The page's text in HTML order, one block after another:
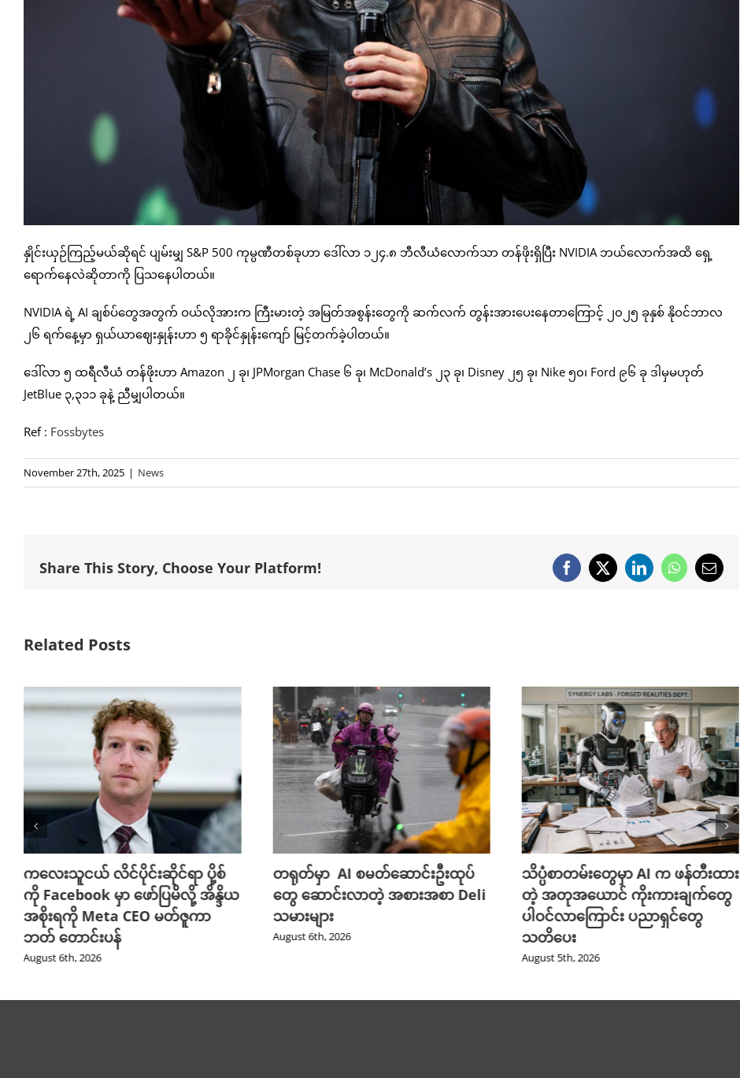
နှိုင်းယှဉ်ကြည့်မယ်ဆိုရင် ပျမ်းမျှ S&P 500 ကုမ္ပဏီတစ်ခုဟာ ဒေါ်လာ ၁၂၄.၈ ဘီလီယံလောက်သာ တန်ဖိုးရှိပြီး NVIDIA ဘယ်လောက်အထိ ရှေ့
ရောက်နေလဲဆိုတာကို ပြသနေပါတယ်။
NVIDIA ရဲ့ AI ချစ်ပ်တွေအတွက် ဝယ်လိုအားက ကြီးမားတဲ့ အမြတ်အစွန်းတွေကို ဆက်လက် တွန်းအားပေးနေတာကြောင့် ၂၀၂၅ ခုနှစ် နိုဝင်ဘာလ
၂၆ ရက်နေ့မှာ ရှယ်ယာဈေးနှုန်းဟာ ၅ ရာခိုင်နှုန်းကျော် မြင့်တက်ခဲ့ပါတယ်။
ဒေါ်လာ ၅ ထရီလီယံ တန်ဖိုးဟာ Amazon ၂ ခု၊ JPMorgan Chase ၆ ခု၊ McDonald’s ၂၃ ခု၊ Disney ၂၅ ခု၊ Nike ၅၀၊ Ford ၉၆ ခု ဒါမှမဟုတ်
JetBlue ၃,၃၁၁ ခုနဲ့ ညီမျှပါတယ်။
Ref : Fossbytes
November 27th, 2025 | News
Share This Story, Choose Your Platform! Facebook
X LinkedInWhatsApp
Email
Related Posts
ကလေးသူငယ် လိင်ပိုင်းဆိုင်ရာ ပို့စ်
ကို Facebook မှာ ဖော်ပြမိလို့ အိန္ဒိယ
အစိုးရကို Meta CEO မတ်ဇူကာ
ဘတ် တောင်းပန်
August 6th, 2026
တရုတ်မှာ AI စမတ်ဆောင်းဦးထုပ်
တွေ ဆောင်းလာတဲ့ အစားအစာ Deli
သမားများ
August 6th, 2026
သိပ္ပံစာတမ်းတွေမှာ AI က ဖန်တီးထား
တဲ့ အတုအယောင် ကိုးကားချက်တွေ
ပါဝင်လာကြောင်း ပညာရှင်တွေ
သတိပေး
August 5th, 2026